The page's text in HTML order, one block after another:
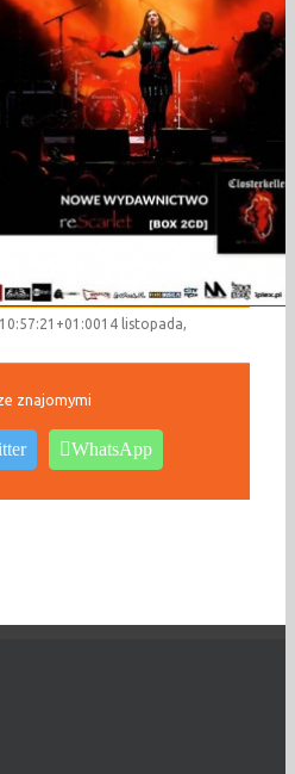
14 listopada,
znajomymi
WhatsApp